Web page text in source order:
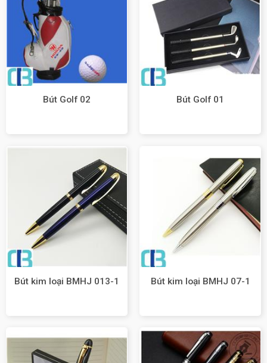
Bút Golf 02 Bút Golf 01
Bút kim loại BMHJ 013-1 Bút kim loại BMHJ 07-1